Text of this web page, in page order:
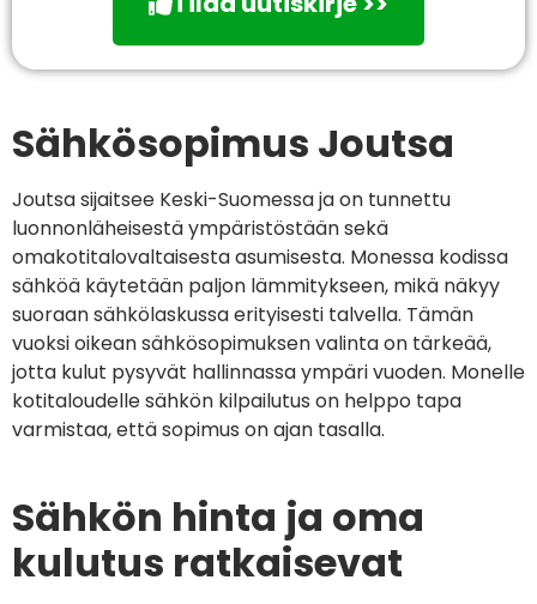
Sähkösopimus Joutsa
Joutsa sijaitsee Keski-Suomessa ja on tunnettu
luonnonläheisestä ympäristöstään sekä
omakotitalovaltaisesta asumisesta. Monessa kodissa
sähköä käytetään paljon lämmitykseen, mikä näkyy
suoraan sähkölaskussa erityisesti talvella. Tämän
vuoksi oikean sähkösopimuksen valinta on tärkeää,
jotta kulut pysyvät hallinnassa ympäri vuoden. Monelle
kotitaloudelle sähkön kilpailutus on helppo tapa
varmistaa, että sopimus on ajan tasalla.
Sähkön hinta ja oma
kulutus ratkaisevat